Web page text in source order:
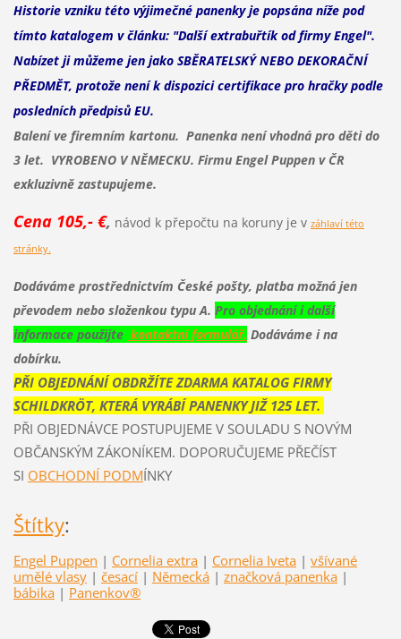
Historie vzniku této výjimečné panenky je popsána níže pod
tímto katalogem v článku: "Další extrabuřtík od firmy Engel".
Nabízet ji můžeme jen jako SBĚRATELSKÝ NEBO DEKORAČNÍ
PŘEDMĚT, protože není k dispozici certifikace pro hračky podle
posledních předpisů EU.
Balení ve firemním kartonu. Panenka není vhodná pro děti do
3 let. VYROBENO V NĚMECKU. Firmu Engel Puppen v ČR
exkluzivně zastupujeme.
Cena 105,- €, návod k přepočtu na koruny je v záhlaví této
stránky.
Dodáváme prostřednictvím České pošty, platba možná jen
převodem nebo složenkou typu A. Pro objednání i další
informace použijte kontaktní formulář. Dodáváme i na
dobírku.
PŘI OBJEDNÁNÍ OBDRŽÍTE ZDARMA KATALOG FIRMY
SCHILDKRÖT, KTERÁ VYRÁBÍ PANENKY JIŽ 125 LET.
PŘI OBJEDNÁVCE POSTUPUJEME V SOULADU S NOVÝM
OBČANSKÝM ZÁKONÍKEM. DOPORUČUJEME PŘEČÍST
SI OBCHODNÍ PODMÍNKY
Štítky:
Engel Puppen | Cornelia extra | Cornelia Iveta | všívané
umělé vlasy | česací | Německá | značková panenka |
bábika | Panenkov®